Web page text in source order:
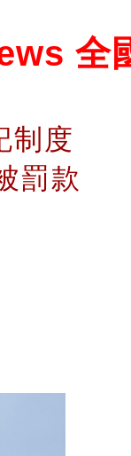
全
制度
罰款